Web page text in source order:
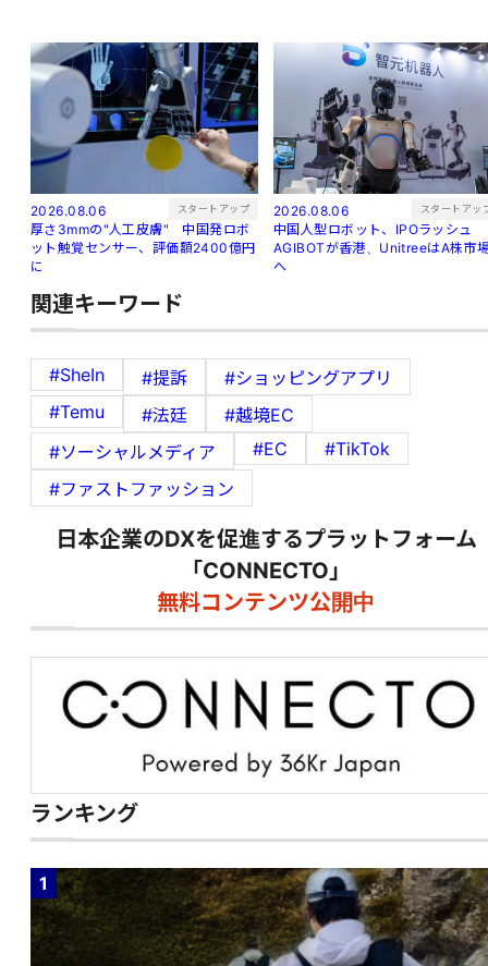
2026.08.06 スタートアップ
厚さ3mmの"人工皮膚" 中国発ロボ
ット触覚センサー、評価額2400億円
に
2026.08.06 スタートアッ
中国人型ロボット、IPOラッシュ
AGIBOTが香港、UnitreeはA株市
へ
関連キーワード
#SheIn #提訴
#ショッピングアプリ
#Temu
#法廷
#越境EC
#ソーシャルメディア
#EC
#TikTok
#ファストファッション
日本企業のDXを促進するプラットフォーム
「CONNECTO」
無料コンテンツ公開中
ランキング
1